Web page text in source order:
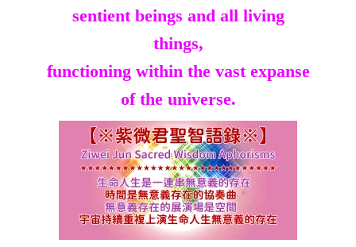
sentient beings and all living
things,
functioning within the vast expanse
of the universe.